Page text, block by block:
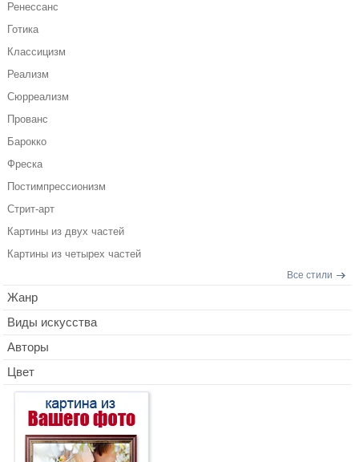
Ренессанс
Готика
Классицизм
Реализм
Сюрреализм
Прованс
Барокко
Фреска
Постимпрессионизм
Стрит-арт
Картины из двух частей
Картины из четырех частей
Все стили
Жанр
Виды искусства
Авторы
Цвет